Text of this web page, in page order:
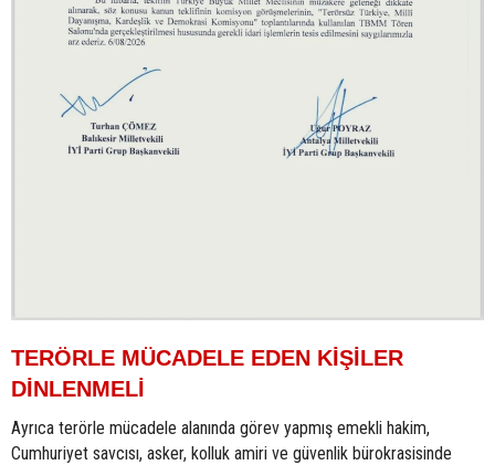
TERÖRLE MÜCADELE EDEN KİŞİLER
DİNLENMELİ
Ayrıca terörle mücadele alanında görev yapmış emekli hakim,
Cumhuriyet savcısı, asker, kolluk amiri ve güvenlik bürokrasisinde